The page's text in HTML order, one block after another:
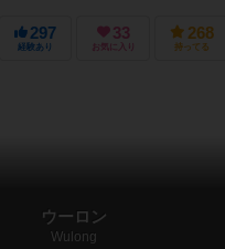
297
経験あり
33
お気に入り
268
持ってる
ウーロン
Wulong